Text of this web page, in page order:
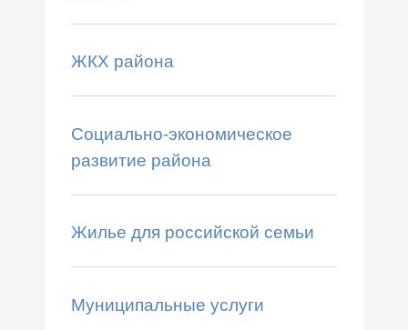
ЖКХ района
Социально-экономическое
развитие района
Жилье для российской семьи
Муниципальные услуги